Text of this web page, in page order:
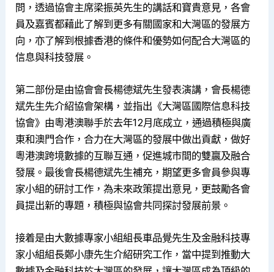
問，透過協會主席梁振英先生的講話和寶貴意見，各會
員及嘉賓都藉此了解到更多有關國家和大灣區的發展方
向，亦了解到根據香港的條件和優勢如何配合大灣區的
信息與科技發展。
第二部份是由協會會長楊德斌先生發表演講，會長楊德
斌先生先介紹協會架構，並指出《大灣區國際信息科技
協會》由粵港澳聯手於去年12月底成立，通過積極與廣
東和澳門合作，合力在大灣區的發展中做出貢獻，做好
粵港澳跨境數據的互聯互通，促進城市間的雙贏及融合
發展。最後會長楊德斌先生補充，期望更多會員參與專
家小組的研討工作，為未來政策提出意見，更鼓勵各會
員提出新的專題，積極與協會共同探討發展前景。
接着是由大數據專家小組組長車品覺先生及金融科技專
家小組組長鄭小康先生介紹研究工作，當中提到推動大